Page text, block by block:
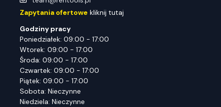
Zapytania ofertowe kliknij tutaj
Godziny pracy
Poniedziałek: 09:00 - 17:00
Wtorek: 09:00 - 17:00
Środa: 09:00 - 17:00
Czwartek: 09:00 - 17:00
Piątek: 09:00 - 17:00
Sobota: Nieczynne
Niedziela: Nieczynne